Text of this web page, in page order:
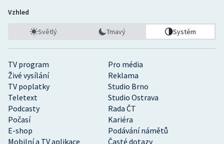
TV program
Pro média
Živé vysílání
Reklama
TV poplatky
Studio Brno
Teletext
Studio Ostrava
Podcasty
Rada ČT
Počasí
Kariéra
E-shop
Podávání námětů
Mobilní a TV aplikace
Časté dotazy
Vzhled
Světlý Tmavý Systém